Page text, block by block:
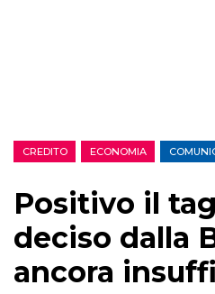
CREDITO ECONOMIA
Positivo il
deciso dalla
ancora